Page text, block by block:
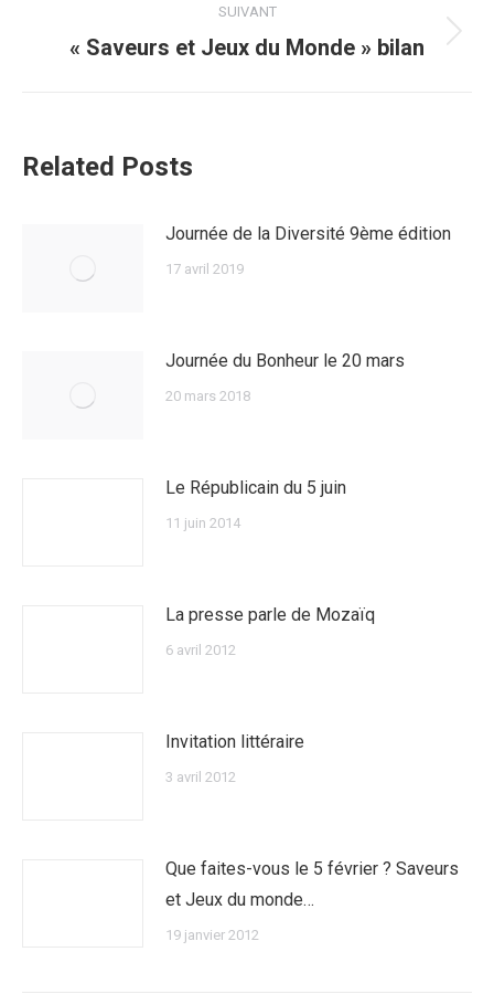
SUIVANT
Article
« Saveurs et Jeux du Monde » bilan
Related Posts
Journée de la Diversité 9ème édition
17 avril 2019
Journée du Bonheur le 20 mars
20 mars 2018
Le Républicain du 5 juin
11 juin 2014
La presse parle de Mozaïq
6 avril 2012
Invitation littéraire
3 avril 2012
Que faites-vous le 5 février ? Saveurs
et Jeux du monde…
19 janvier 2012